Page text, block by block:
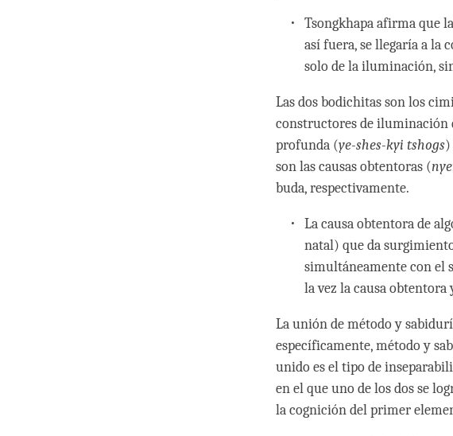
Tsongkhapa afirma que
así fuera, se llegaría a la
solo de la iluminación,
Las dos bodichitas son los
constructores de iluminación
profunda (ye-shes-kyi tshogs)
son las causas obtentoras (
buda, respectivamente.
La causa obtentora de
natal) que da
simultáneamente con el
la vez la causa
La unión de método y
específicamente, método y
unido es el tipo de
en el que uno de los dos se
la cognición del primer